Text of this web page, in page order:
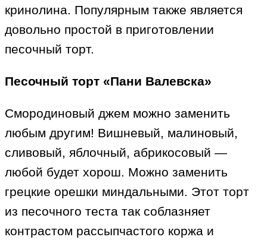
кринолина. Популярным также является
довольно простой в приготовлении
песочный торт.
Песочный торт «Пани Валевска»
Смородиновый джем можно заменить
любым другим! Вишневый, малиновый,
сливовый, яблочный, абрикосовый —
любой будет хорош. Можно заменить
грецкие орешки миндальными. Этот торт
из песочного теста так соблазняет
контрастом рассыпчастого коржа и